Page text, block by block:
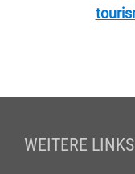
WEITERE LINKS